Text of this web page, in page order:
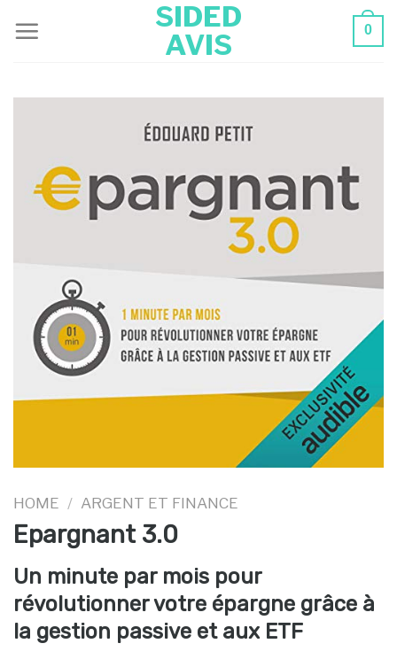
to
SIDED
AVIS
0
HOME / ARGENT ET FINANCE
Epargnant 3.0
Un minute par mois pour
révolutionner votre épargne grâce à
la gestion passive et aux ETF